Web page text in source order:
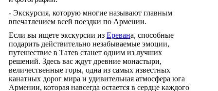
- Экскурсия, которую многие называют главным
впечатлением всей поездки по Армении.
Если вы ищете экскурсии из Еревана, способные
подарить действительно незабываемые эмоции,
путешествие в Татев станет одним из лучших
решений. Здесь вас ждут древние монастыри,
величественные горы, одна из самых известных
канатных дорог мира и удивительная атмосфера юга
Армении, которая навсегда остается в сердце каждого